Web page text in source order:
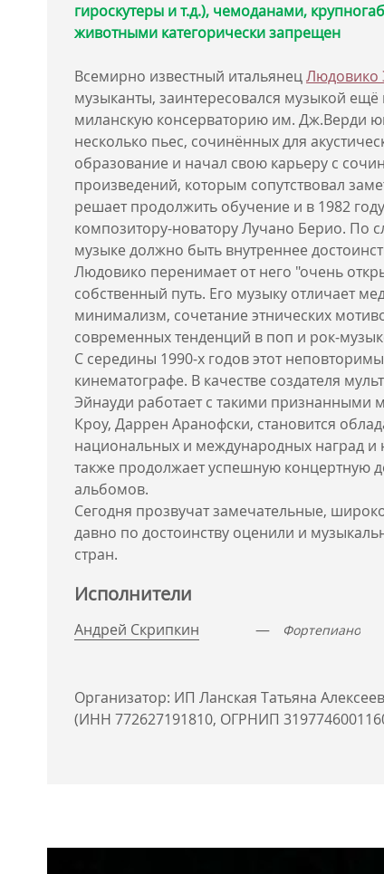
гироскутеры и т.д.), чемоданами,
животными категорически запрещен
Всемирно известный итальянецЛюдовико
музыканты, заинтересовался музыкой ещё
миланскую консерваторию им. Дж.Верди
несколько пьес, сочинённых для
образование и начал свою карьеру с
произведений, которым сопутствовал
решает продолжить обучение и в 1982
композитору-новатору Лучано Берио. По
музыке должно быть внутреннее
Людовико перенимает от него "очень
собственный путь. Его музыку отличает
минимализм, сочетание этнических
современных тенденций в поп и рок-
С середины 1990-х годов этот
кинематографе. В качестве создателя
Эйнауди работает с такими признанными
Кроу, Даррен Аранофски, становится
национальных и международных наград
также продолжает успешную концертную
альбомов.
Сегодня прозвучат замечательные,
давно по достоинству оценили и
стран.
Исполнители
Андрей Скрипкин — Фортепиано
Организатор: ИП Ланская Татьяна
(ИНН 772627191810, ОГРНИП